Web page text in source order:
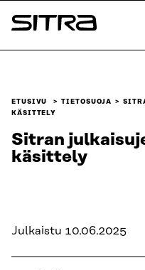
Siirry
suoraan
Sitra
ETUSIVU TIETOSUOJA
KÄSITTELY
Sitran
käsittely
Julkaistu 10.06.2025